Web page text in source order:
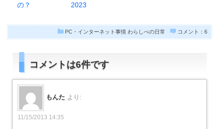
の？
2023
PC・インターネット事情 わらしべの日常 コメント：6
コメントは6件です
もんた より:
11/15/2013 14:35